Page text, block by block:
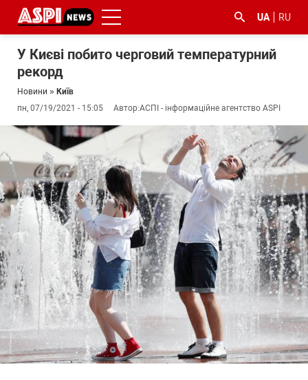
UA RU
У Києві побито черговий температурний
рекорд
Новини » Київ
пн, 07/19/2021 - 15:05
Автор:АСПІ - інформаційне агентство ASPI
#ООС
#боротьба
з
корупцією
#ДФС #Київ #коронавірус